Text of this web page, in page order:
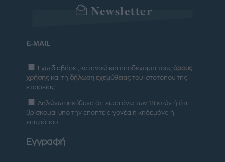
Newsletter
Έχω διαβάσει, κατανοώ και αποδέχομαι τους όρους
χρήσης και τη δήλωση εχεμύθειας του ιστοτόπου της
εταιρείας
Δηλώνω υπεύθυνα ότι είμαι άνω των 18 ετών ή ότι
βρίσκομαι υπό την εποπτεία γονέα ή κηδεμόνα ή
επιτρόπου
Εγγραφή